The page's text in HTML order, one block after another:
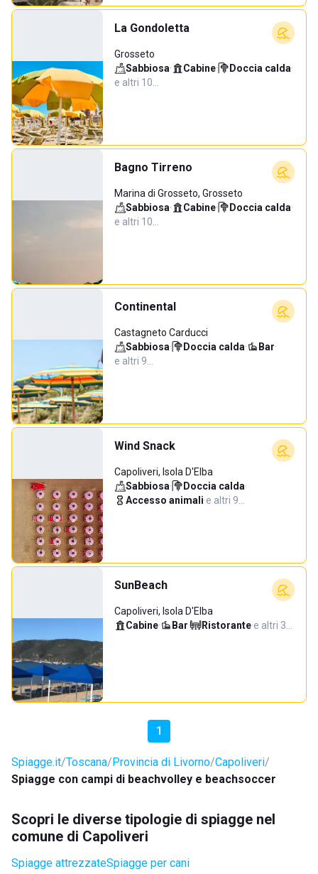
La Gondoletta
Grosseto
Sabbiosa· Cabine· Doccia calda·
e altri 10…
Bagno Tirreno
Marina di Grosseto, Grosseto
Sabbiosa· Cabine· Doccia calda·
e altri 10…
Continental
Castagneto Carducci
Sabbiosa· Doccia calda· Bar·
e altri 9…
Wind Snack
Capoliveri, Isola D'Elba
Sabbiosa· Doccia calda·
Accesso animali·e altri 9…
SunBeach
Capoliveri, Isola D'Elba
Cabine· Bar· Ristorante·e altri 3…
1
Spiagge.it Toscana Provincia di Livorno Capoliveri
Spiagge con campi di beachvolley e beachsoccer
Scopri le diverse tipologie di spiagge nel
comune di Capoliveri
Spiagge attrezzateSpiagge per cani